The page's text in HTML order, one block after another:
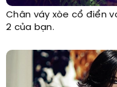
Chân váy xòe cổ điển
2 của bạn.